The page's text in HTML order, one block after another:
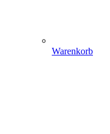
Warenkorb